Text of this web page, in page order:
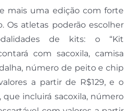
mais uma edição com forte
Os atletas poderão escolher
de kits: o “Kit
com sacoxila, camisa
número de peito e chip
a partir de R$129, e o
que incluirá sacoxila, número